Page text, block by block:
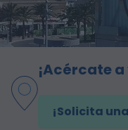
¡Acércate
¡Solicita